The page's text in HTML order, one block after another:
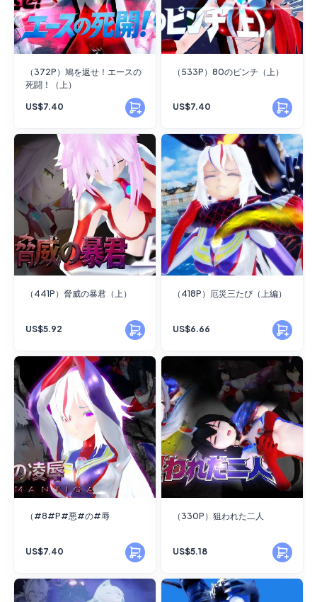
（372P）鳩を返せ！エースの
死闘！（上）
US$7.40
（533P）80のピンチ（上）
US$7.40
（441P）脅威の暴君（上）
US$5.92
（418P）厄災三たび（上編）
US$6.66
（#8#P#悪#の#辱
US$7.40
（330P）狙われた二人
US$5.18